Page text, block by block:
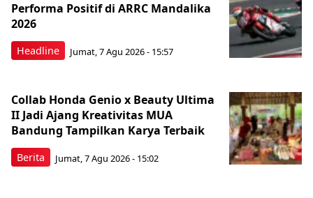
Headline
Performa Positif di ARRC Mandalika
2026
Jumat, 7 Agu 2026 - 15:57
Berita
Collab Honda Genio x Beauty Ultima
II Jadi Ajang Kreativitas MUA
Bandung Tampilkan Karya Terbaik
Jumat, 7 Agu 2026 - 15:02